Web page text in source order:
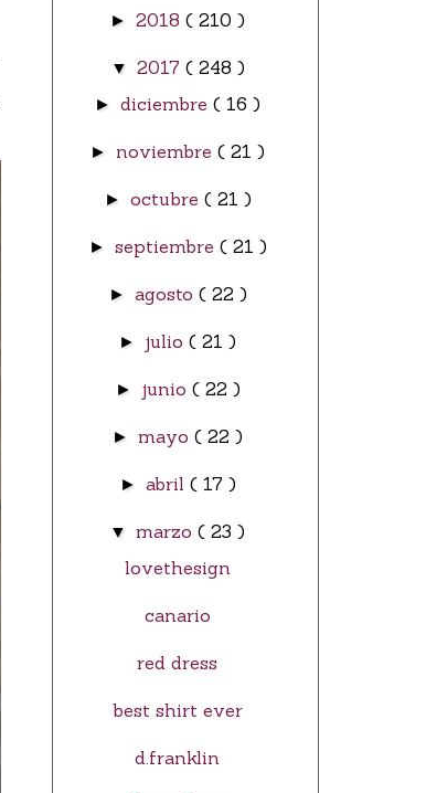
►2018( 210 )
▼ 2017 ( 248 )
►diciembre( 16 )
► noviembre( 21 )
► octubre ( 21 )
► septiembre ( 21 )
► agosto ( 22 )
► julio( 21 )
► junio ( 22 )
►mayo( 22 )
► abril ( 17 )
▼marzo( 23 )
lovethesign
canario
red dress
best shirt ever
d.franklin